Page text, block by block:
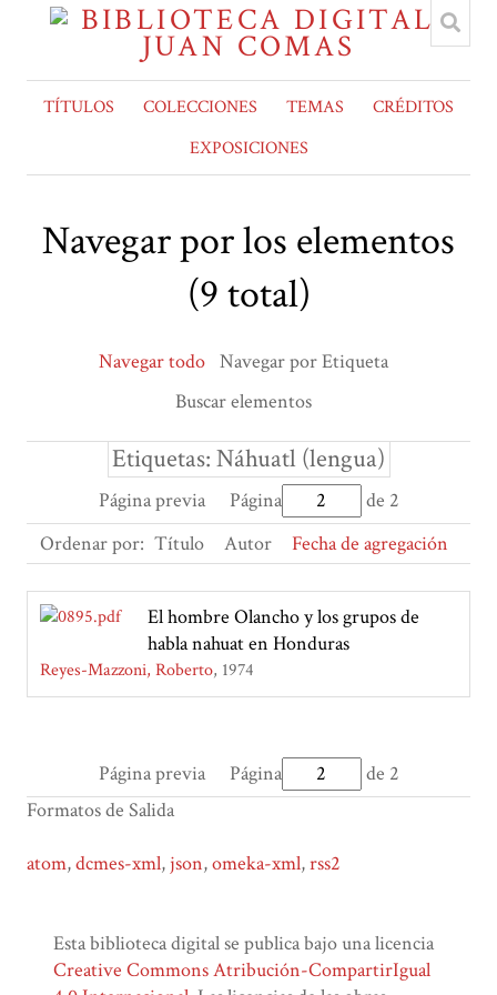
TÍTULOS COLECCIONES TEMAS
CRÉDITOS
EXPOSICIONES
Navegar por los elementos
(9 total)
Navegar todo Navegar por Etiqueta
Buscar elementos
Etiquetas: Náhuatl (lengua)
Página previa Página
de 2
Ordenar por: Título Autor Fecha de agregación
El hombre Olancho y los grupos de
habla nahuat en Honduras
Reyes-Mazzoni, Roberto 1974
Página previa Página
de 2
Formatos de Salida
atom,dcmes-xml, json,omeka-xml,rss2
Esta biblioteca digital se publica bajo una licencia
Creative Commons Atribución-CompartirIgual